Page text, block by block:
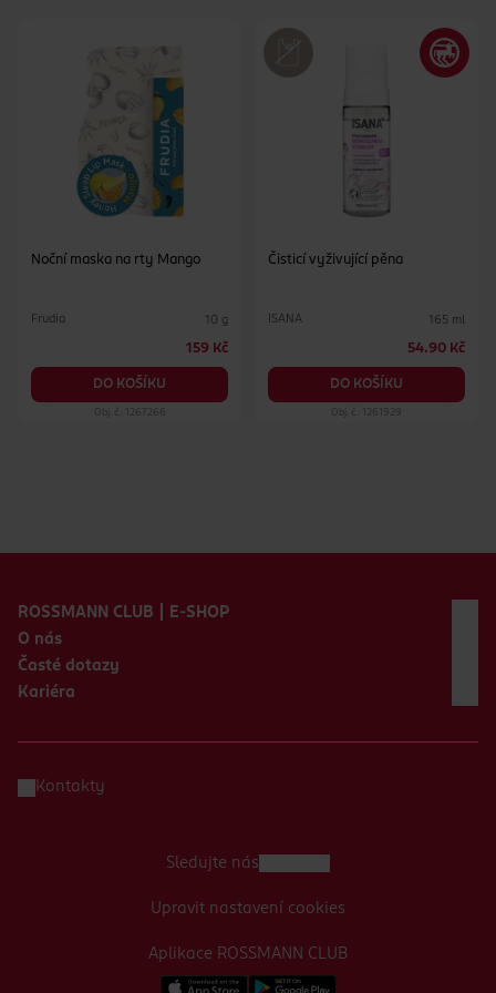
Noční maska na rty Mango
Frudia 10 g
159 Kč
DO KOŠÍKU
Obj. č.: 1267266
Čisticí vyživující pěna
ISANA 165 ml
54.90 Kč
DO KOŠÍKU
Obj. č.: 1261929
ROSSMANN CLUB | E-SHOP
O nás
Časté dotazy
Kariéra
Kontakty
Aplikace ROSSMANN CLUB
Sledujte nás
Upravit nastavení cookies